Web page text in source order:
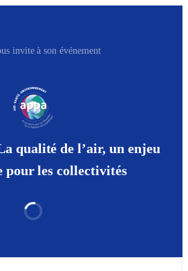
invite à son événement
qualité de l’air, un enjeu
les collectivités